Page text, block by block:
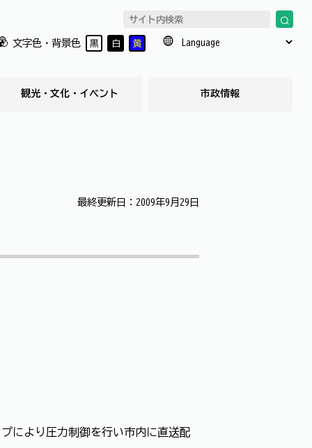
文字色・背景色 黒 白 黄
観光・文化・イベント 市政情報
最終更新日：2009年9月29日
により圧力制御を行い市内に直送配